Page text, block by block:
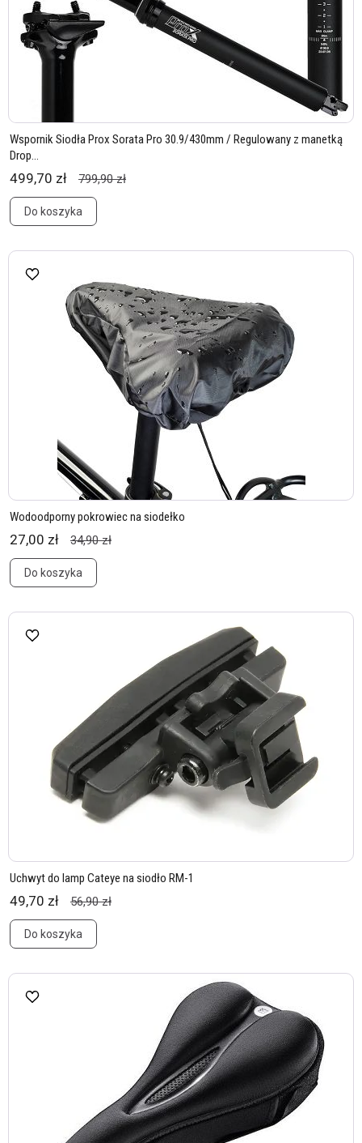
Wspornik Siodła Prox Sorata Pro 30.9/430mm / Regulowany z manetką
Drop...
499,70 zł 799,90 zł
Do koszyka
Wodoodporny pokrowiec na siodełko
27,00 zł 34,90 zł
Do koszyka
Uchwyt do lamp Cateye na siodło RM-1
49,70 zł 56,90 zł
Do koszyka